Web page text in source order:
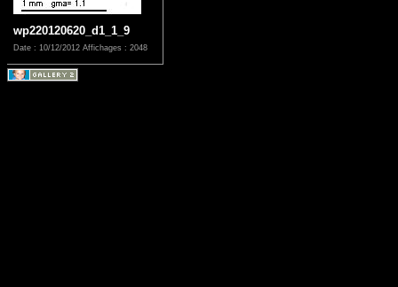
wp220120620_d1_1_9
Date : 10/12/2012 Affichages : 2048